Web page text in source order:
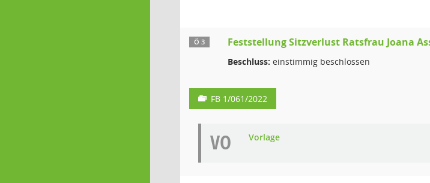
Ö 3 Feststellung Sitzverlust Ratsfrau Joana
Beschluss: einstimmig beschlossen
FB 1/061/2022
VO Vorlage